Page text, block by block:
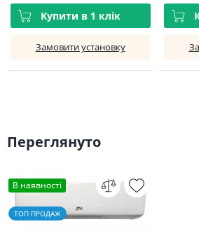
Купити в 1 клік
Замовити установку
Переглянуто
В наявності
ТОП ПРОДАЖ